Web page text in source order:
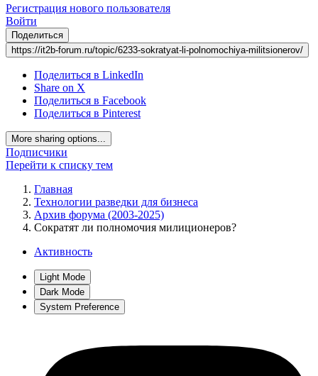
Регистрация нового пользователя
Войти
Поделиться
https://it2b-forum.ru/topic/6233-sokratyat-li-polnomochiya-militsionerov/
Поделиться в LinkedIn
Share on X
Поделиться в Facebook
Поделиться в Pinterest
More sharing options...
Подписчики
Перейти к списку тем
Главная
Технологии разведки для бизнеса
Архив форума (2003-2025)
Сократят ли полномочия милиционеров?
Активность
Light Mode
Dark Mode
System Preference